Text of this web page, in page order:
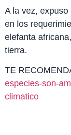
A la vez,
en los
elefanta
tierra.
TE
especies-son-
climatico